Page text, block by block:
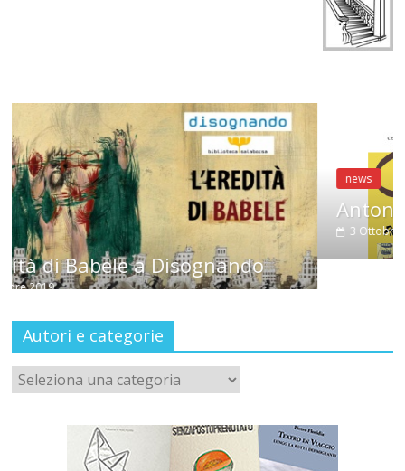
news
Antonella Selva a CondiMenti
3 Ottobre 2019